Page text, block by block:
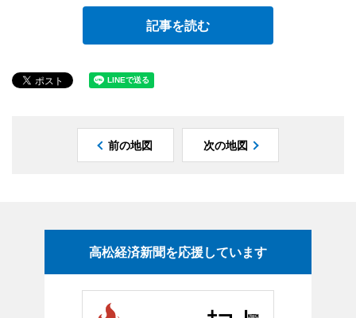
記事を読む
前の地図 次の地図
高松経済新聞を応援しています